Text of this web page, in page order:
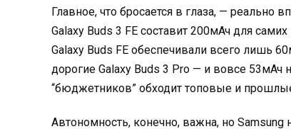
Главное, что бросается в глаза, —
Galaxy Buds 3 FE составит 200мАч для
Galaxy Buds FE обеспечивали всего лишь
дорогие Galaxy Buds 3 Pro — и вовсе 53мАч
“бюджетников” обходит топовые и
Автономность, конечно, важна, но